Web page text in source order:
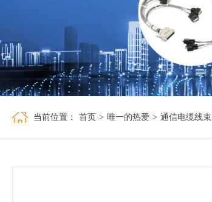
当前位置： 首页 > 唯一的热爱 > 通信电缆线束